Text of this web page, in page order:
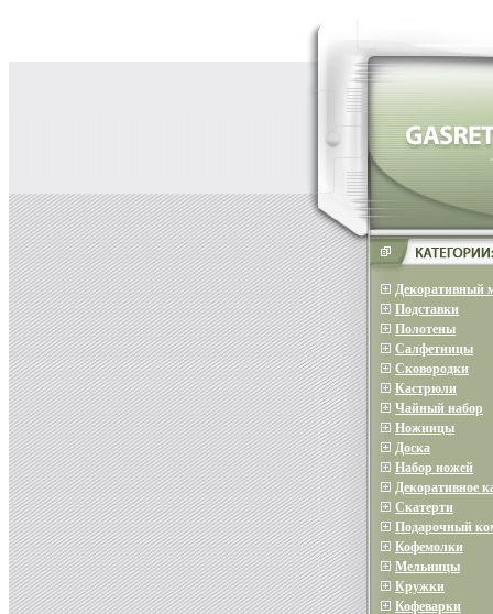
Декоративный
Подставки
Полотены
Салфетницы
Сковородки
Кастрюли
Чайный набор
Ножницы
Доска
Набор ножей
Декоративное
Скатерти
Подарочный
Кофемолки
Мельницы
Кружки
Кофеварки